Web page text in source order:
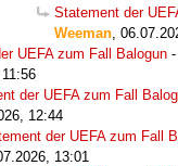
Statement der
Weeman
UEFA zum Fall Balogun -
der UEFA zum Fall
12:44
der UEFA zum Fall
13:01